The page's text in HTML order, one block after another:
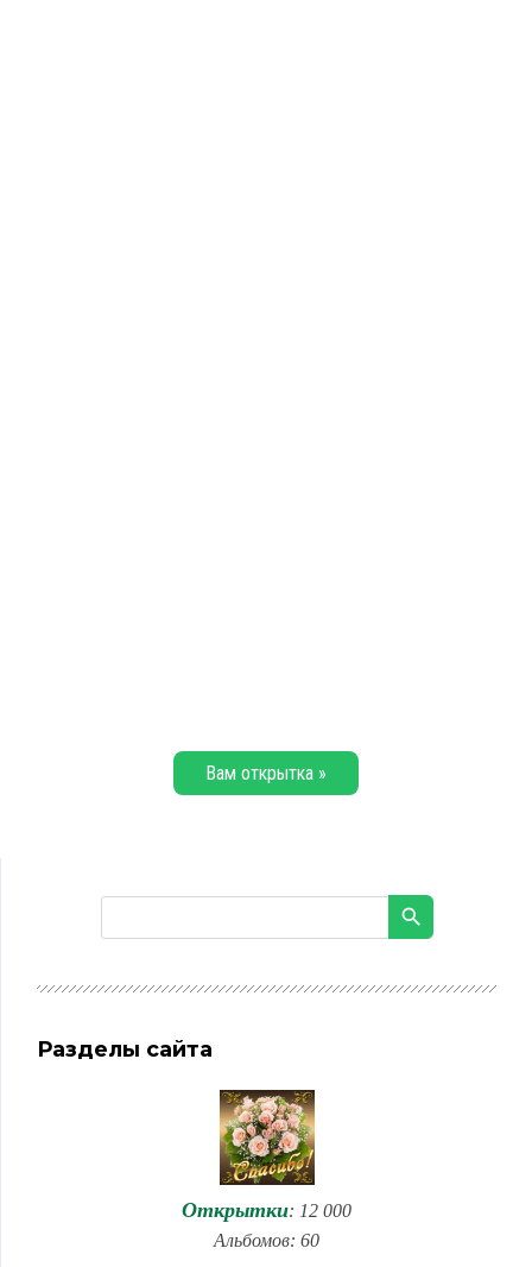
Вам открытка »
Разделы сайта
Открытки: 12 000
Альбомов: 60